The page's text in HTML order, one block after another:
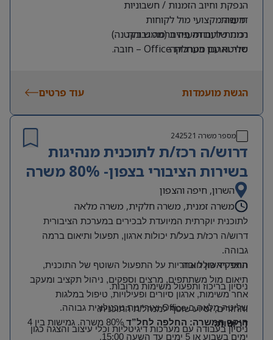
הנפקת וחיוב הזמנות / חשבוניות
מענה מקצועי מול לקוחות
רמת שירות ומענה ברמה גבוהה
סדר וארגון במחלקה
דרישות:
נכונות לעבודה פיזית (ממש בקטנה)
שליטה עם מערכות Office – חובה.
הגשת מועמדות
עוד פרטים
מספר משרה 242521
דרוש/ה רכז/ת לתוכנית מנהיגות
בשירות הציבורי בצפון- 80% משרה
השרון, חיפה והצפון
משרה זמנית, משרה חלקית, משרה מלאה
לתוכנית יוקרתית המיועדת לבכירים במערכת הציבורית
דרוש/ה רכז/ת בעל/ת יכולות ארגון, תפעול ותיאום ברמה
גבוהה.
התפקיד כולל אחריות על התפעול השוטף של התוכנית,
תיאום מול משתתפים, מרצים וספקים, ניהול תקציב ומעקב
אחר משימות, ארגון סיורים ופעילויות, טיפול במלגות
והחזרים, וסיוע שוטף למנהל/ת התוכנית.
דרישות:
תואר ראשון חובה.
ניסיון בריכוז ותפעול משימות מרובות.
שליטה מלאה ב-Office ואוריינות טכנולוגית גבוהה.
ניסיון בעבודה עם מערכות דיגיטליות וכלי עיצוב והצגה כגון
היקף המשרה: החלפה לחל”ד
80% משרה. גמישות בין 4
ימים בשבוע או 5 ימים עד השעה 15:00
.